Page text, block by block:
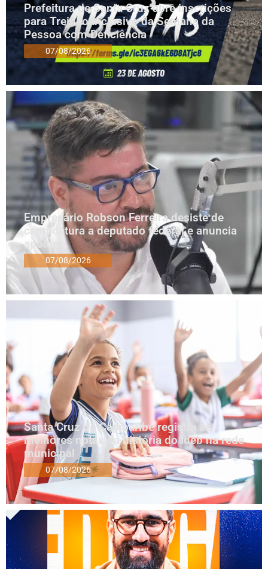
Prefeitura de Santa Cruz abre inscrições
para Treinão Inclusivo da Semana da
Pessoa com Deficiência
07/08/2026
Empresário Robson Ferreira desiste de
candidatura a deputado federal e anuncia
apoios
07/08/2026
Santa Cruz do Capibaribe registra as
melhores notas da história do Ideb na rede
municipal
07/08/2026